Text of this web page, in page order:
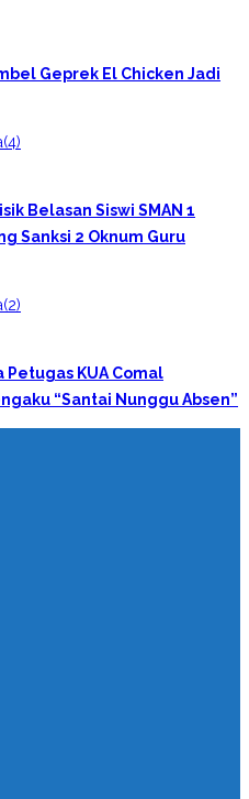
Geprek El Chicken Jadi
Belasan Siswi SMAN 1
Sanksi 2 Oknum Guru
KUA Comal
“Santai Nunggu Absen”